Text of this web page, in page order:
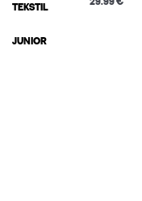
TEKSTIL
JUNIOR
29.99 €